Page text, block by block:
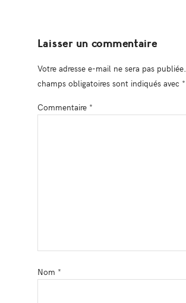
Laisser un commentaire
Votre adresse e-mail ne sera pas publiée.
champs obligatoires sont indiqués avec *
Commentaire *
Nom *